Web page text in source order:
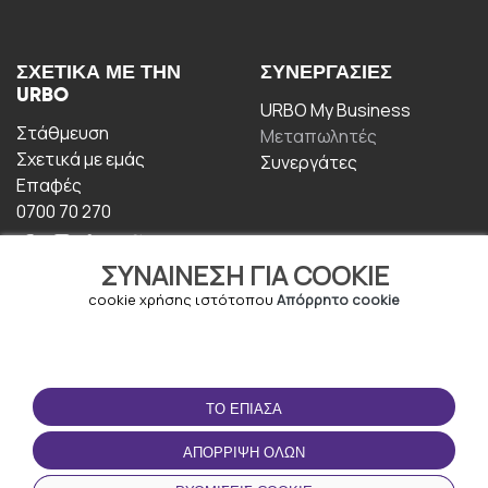
ΣΥΝΑΊΝΕΣΗ ΓΙΑ COOKIE
cookie χρήσης ιστότοπου Απόρρητο cookie
ΤΟ ΈΠΙΑΣΑ
ΑΠΌΡΡΙΨΗ ΌΛΩΝ
ΣΧΕΤΙΚΆ ΜΕ ΤΗΝ
URBO
Στάθμευση
Σχετικά με εμάς
Επαφές
0700 70 270
ΣΥΝΕΡΓΑΣΊΕΣ
URBO My Business
Μεταπωλητές
Συνεργάτες
ΟΡΟΙ ΧΡΉΣΗΣ
Οροι και Προϋποθέσεις
Πολιτική απορρήτου
ΚΑΤΕΒΆΣΤΕ ΤΗΝ
ΕΦΑΡΜΟΓΉ